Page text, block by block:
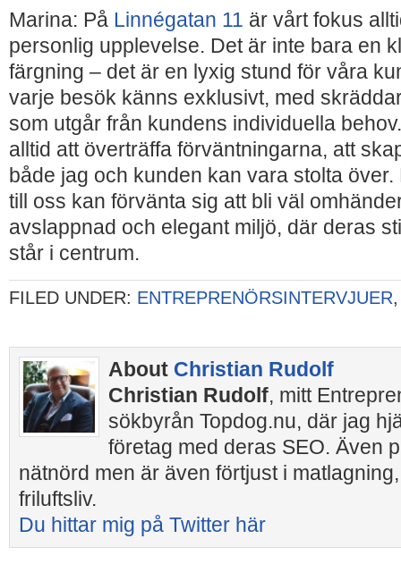
Marina: På Linnégatan 11 är vårt fokus
personlig upplevelse. Det är inte bara en
färgning – det är en lyxig stund för våra
varje besök känns exklusivt, med
som utgår från kundens individuella
alltid att överträffa förväntningarna, att
både jag och kunden kan vara stolta
till oss kan förvänta sig att bli väl
avslappnad och elegant miljö, där deras
står i centrum.
FILED UNDER: ENTREPRENÖRSINTERVJUER
About Christian Rudolf
Christian Rudolf, mitt
sökbyrån Topdog.nu, där jag
företag med deras SEO. Även
nätnörd men är även förtjust i
friluftsliv.
Du hittar mig på Twitter här